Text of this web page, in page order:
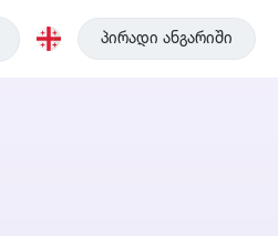
პირადი ანგარიში